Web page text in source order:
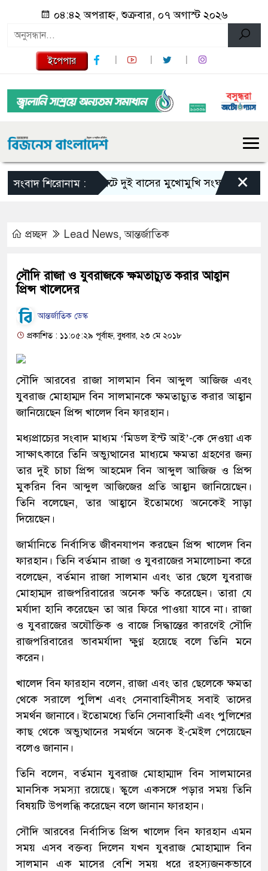
০৪:৪২ অপরাহ্ন, শুক্রবার, ০৭ অগাস্ট ২০২৬
ইপেপার
সংবাদ শিরোনাম :সিলেটে দুই বাসের মুখোমুখি সংঘর্ষে নিহত বেড়ে
×
প্রচ্ছদ Lead News,আন্তর্জাতিক
সৌদি রাজা ও যুবরাজকে ক্ষমতাচ্যুত করার আহ্বান
প্রিন্স খালেদের
আন্তর্জাতিক ডেস্ক
প্রকাশিত : ১১:০৫:২৯ পূর্বাহ্ন, বুধবার, ২৩ মে ২০১৮
সৌদি আরবের রাজা সালমান বিন আব্দুল আজিজ এবং
যুবরাজ মোহাম্মদ বিন সালমানকে ক্ষমতাচ্যুত করার আহ্বান
জানিয়েছেন প্রিন্স খালেদ বিন ফারহান।
মধ্যপ্রাচ্যের সংবাদ মাধ্যম ‘মিডল ইস্ট আই’-কে দেওয়া এক
সাক্ষাৎকারে তিনি অভ্যুত্থানের মাধ্যমে ক্ষমতা গ্রহণের জন্য
তার দুই চাচা প্রিন্স আহমেদ বিন আব্দুল আজিজ ও প্রিন্স
মুকরিন বিন আব্দুল আজিজের প্রতি আহ্বান জানিয়েছেন।
তিনি বলেছেন, তার আহ্বানে ইতোমধ্যে অনেকেই সাড়া
দিয়েছেন।
জার্মানিতে নির্বাসিত জীবনযাপন করছেন প্রিন্স খালেদ বিন
ফারহান। তিনি বর্তমান রাজা ও যুবরাজের সমালোচনা করে
বলেছেন, বর্তমান রাজা সালমান এবং তার ছেলে যুবরাজ
মোহাম্মদ রাজপরিবারের অনেক ক্ষতি করেছেন। তারা যে
মর্যাদা হানি করেছেন তা আর ফিরে পাওয়া যাবে না। রাজা
ও যুবরাজের অযৌক্তিক ও বাজে সিদ্ধান্তের কারণেই সৌদি
রাজপরিবারের ভাবমর্যাদা ক্ষুণ্ণ হয়েছে বলে তিনি মনে
করেন।
খালেদ বিন ফারহান বলেন, রাজা এবং তার ছেলেকে ক্ষমতা
থেকে সরালে পুলিশ এবং সেনাবাহিনীসহ সবাই তাদের
সমর্থন জানাবে। ইতোমধ্যে তিনি সেনাবাহিনী এবং পুলিশের
কাছ থেকে অভ্যুত্থানের সমর্থনে অনেক ই-মেইল পেয়েছেন
বলেও জানান।
তিনি বলেন, বর্তমান যুবরাজ মোহাম্মাদ বিন সালমানের
মানসিক সমস্যা রয়েছে। স্কুলে একসঙ্গে পড়ার সময় তিনি
বিষয়টি উপলব্ধি করেছেন বলে জানান ফারহান।
সৌদি আরবের নির্বাসিত প্রিন্স খালেদ বিন ফারহান এমন
সময় এসব বক্তব্য দিলেন যখন যুবরাজ মোহাম্মাদ বিন
সালমান এক মাসের বেশি সময় ধরে রহস্যজনকভাবে